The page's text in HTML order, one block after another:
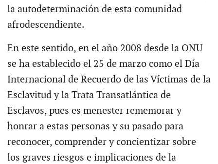
la autodeterminación de esta comunidad
afrodescendiente.
En este sentido, en el año 2008 desde la ONU
se ha establecido el 25 de marzo como el Día
Internacional de Recuerdo de las Víctimas de la
Esclavitud y la Trata Transatlántica de
Esclavos, pues es menester rememorar y
honrar a estas personas y su pasado para
reconocer, comprender y concientizar sobre
los graves riesgos e implicaciones de la